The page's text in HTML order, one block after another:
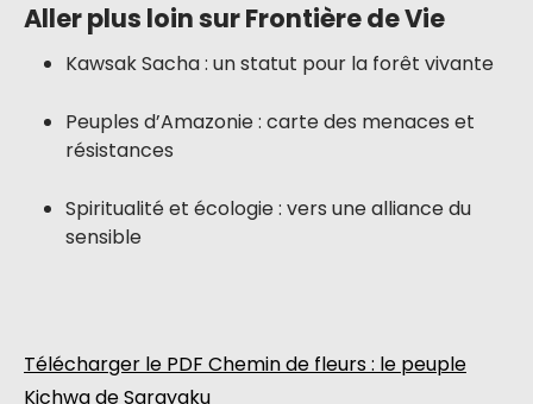
Aller plus loin sur Frontière de Vie
Kawsak Sacha : un statut pour la forêt vivante
Peuples d’Amazonie : carte des menaces et
résistances
Spiritualité et écologie : vers une alliance du
sensible
Télécharger le PDF Chemin de fleurs : le peuple
Kichwa de Sarayaku